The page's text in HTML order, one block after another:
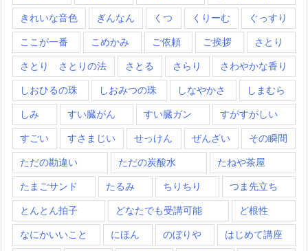
きれいな音色 ぎんなん くつ くりーむ ぐっすり
ここが一番 こめかみ ご依頼 ご挨拶 さとり
さとり さとりの法 さとる さらり さわやかな香り
しおひるの珠 しおみつの珠 しなやかさ しまむら
しみ すい臓がん すい臓ガン すがすがしい
すごい すさまじい せっけん ぜんざい その瞬間
ただの勘違い ただの炭酸水 たねや茶屋
たまごサンド たるみ ちりちり つま先立ち
とんとん拍子 どなたでも受講可能 ど根性
なにかいいこと にほん のぼりや はじめて講座